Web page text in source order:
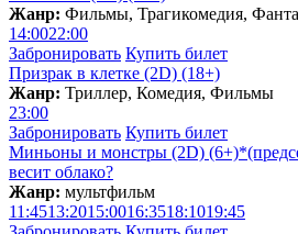
Жанр: Фильмы, Трагикомедия,
14:0022:00
Забронировать Купить билет
Призрак в клетке (2D) (18+)
Жанр: Триллер, Комедия, Фильмы
23:00
Забронировать Купить билет
Миньоны и монстры (2D)
весит облако?
Жанр: мультфильм
11:4513:2015:0016:3518:1019:45